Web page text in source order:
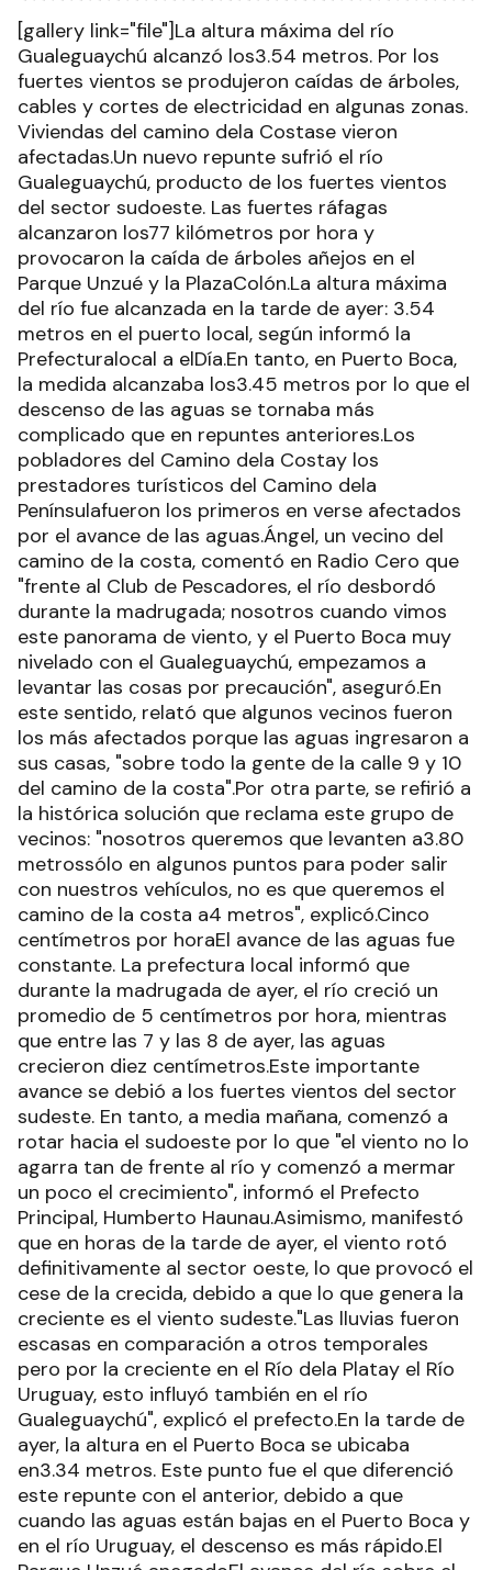
[gallery link="file"]La altura máxima del río
Gualeguaychú alcanzó los3.54 metros. Por los
fuertes vientos se produjeron caídas de árboles,
cables y cortes de electricidad en algunas zonas.
Viviendas del camino dela Costase vieron
afectadas.Un nuevo repunte sufrió el río
Gualeguaychú, producto de los fuertes vientos
del sector sudoeste. Las fuertes ráfagas
alcanzaron los77 kilómetros por hora y
provocaron la caída de árboles añejos en el
Parque Unzué y la PlazaColón.La altura máxima
del río fue alcanzada en la tarde de ayer: 3.54
metros en el puerto local, según informó la
Prefecturalocal a elDía.En tanto, en Puerto Boca,
la medida alcanzaba los3.45 metros por lo que el
descenso de las aguas se tornaba más
complicado que en repuntes anteriores.Los
pobladores del Camino dela Costay los
prestadores turísticos del Camino dela
Penínsulafueron los primeros en verse afectados
por el avance de las aguas.Ángel, un vecino del
camino de la costa, comentó en Radio Cero que
"frente al Club de Pescadores, el río desbordó
durante la madrugada; nosotros cuando vimos
este panorama de viento, y el Puerto Boca muy
nivelado con el Gualeguaychú, empezamos a
levantar las cosas por precaución", aseguró.En
este sentido, relató que algunos vecinos fueron
los más afectados porque las aguas ingresaron a
sus casas, "sobre todo la gente de la calle 9 y 10
del camino de la costa".Por otra parte, se refirió a
la histórica solución que reclama este grupo de
vecinos: "nosotros queremos que levanten a3.80
metrossólo en algunos puntos para poder salir
con nuestros vehículos, no es que queremos el
camino de la costa a4 metros", explicó.Cinco
centímetros por horaEl avance de las aguas fue
constante. La prefectura local informó que
durante la madrugada de ayer, el río creció un
promedio de 5 centímetros por hora, mientras
que entre las 7 y las 8 de ayer, las aguas
crecieron diez centímetros.Este importante
avance se debió a los fuertes vientos del sector
sudeste. En tanto, a media mañana, comenzó a
rotar hacia el sudoeste por lo que "el viento no lo
agarra tan de frente al río y comenzó a mermar
un poco el crecimiento", informó el Prefecto
Principal, Humberto Haunau.Asimismo, manifestó
que en horas de la tarde de ayer, el viento rotó
definitivamente al sector oeste, lo que provocó el
cese de la crecida, debido a que lo que genera la
creciente es el viento sudeste."Las lluvias fueron
escasas en comparación a otros temporales
pero por la creciente en el Río dela Platay el Río
Uruguay, esto influyó también en el río
Gualeguaychú", explicó el prefecto.En la tarde de
ayer, la altura en el Puerto Boca se ubicaba
en3.34 metros. Este punto fue el que diferenció
este repunte con el anterior, debido a que
cuando las aguas están bajas en el Puerto Boca y
en el río Uruguay, el descenso es más rápido.El